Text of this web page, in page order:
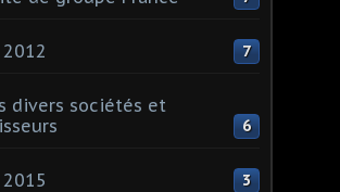
2012 7
divers sociétés et
6
2015 3